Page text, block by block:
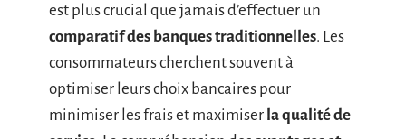
est plus crucial que jamais d’effectuer un
comparatif des banques traditionnelles. Les
consommateurs cherchent souvent à
optimiser leurs choix bancaires pour
minimiser les frais et maximiser la qualité de